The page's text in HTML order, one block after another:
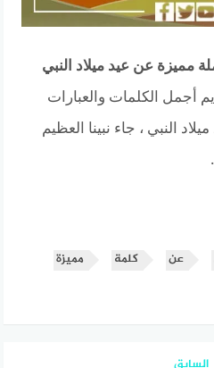
مميزة عن عيد ميلاد النبي
أجمل الكلمات والعبارات
النبي ، جاء نبينا العظيم
عن كلمة مميزة